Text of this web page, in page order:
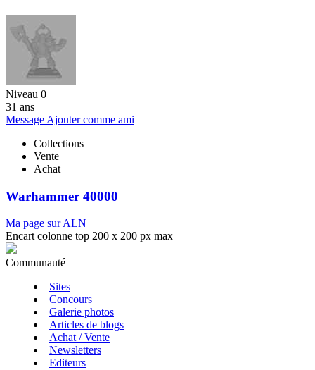
Niveau 0
31 ans
Message Ajouter comme ami
Collections
Vente
Achat
Warhammer 40000
Ma page sur ALN
Encart colonne top 200 x 200 px max
Communauté
Sites
Concours
Galerie photos
Articles de blogs
Achat / Vente
Newsletters
Editeurs